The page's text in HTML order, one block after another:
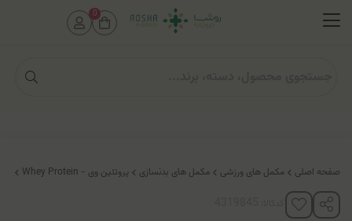
صفحه اصلی مکمل های ورزشی مکمل های بدنسازی پروتئین وی - Whey Protein
0